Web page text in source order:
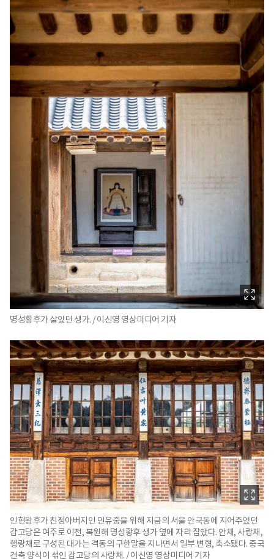
명성황후가 살았던 생가. / 이신영 영상미디어 기자
인현왕후가 친정아버지인 민유중을 위해 지금의 서울 안국동에 지어주었던
감고당은 여주로 이전, 복원해 명성황후 생가 옆에 자리 잡았다. 안채, 사랑채,
행랑채로 구성된 대가는 격동의 구한말을 지나면서 일부 변형, 축소됐다. 중국
건축 양식이 섞인 감고당의 사랑채. / 이신영 영상미디어 기자